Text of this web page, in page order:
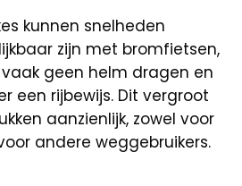
kunnen snelheden
zijn met bromfietsen,
geen helm dragen en
een rijbewijs. Dit vergroot
aanzienlijk, zowel voor
andere weggebruikers.